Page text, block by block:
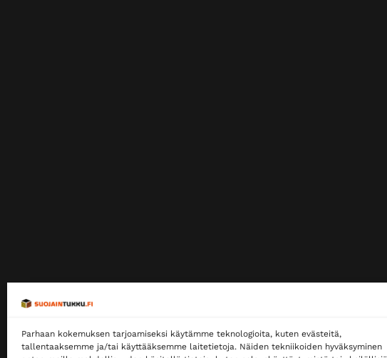
Parhaan kokemuksen tarjoamiseksi käytämme teknologioita, kuten evästeitä,
tallentaaksemme ja/tai käyttääksemme laitetietoja. Näiden tekniikoiden hyväksyminen